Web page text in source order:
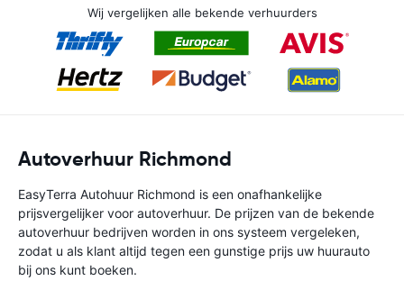
Wij vergelijken alle bekende verhuurders
Autoverhuur Richmond
EasyTerra Autohuur Richmond is een onafhankelijke
prijsvergelijker voor autoverhuur. De prijzen van de bekende
autoverhuur bedrijven worden in ons systeem vergeleken,
zodat u als klant altijd tegen een gunstige prijs uw huurauto
bij ons kunt boeken.